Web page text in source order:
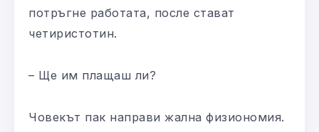
потръгне работата, после стават
четиристотин.
– Ще им плащаш ли?
Човекът пак направи жална физиономия.